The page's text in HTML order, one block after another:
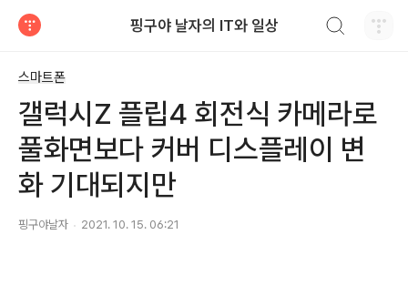
핑구야 날자의 IT와 일상
스마트폰
갤럭시Z 플립4 회전식 카메라로
풀화면보다 커버 디스플레이 변
화 기대되지만
핑구야날자 2021. 10. 15. 06:21